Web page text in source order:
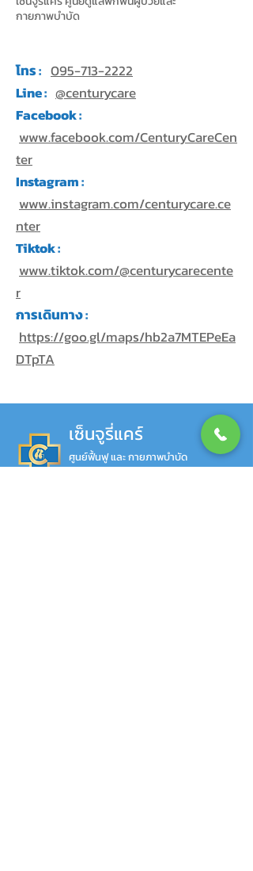
กายภาพบำบัด
โทร : 095-713-2222
Line : @centurycare
Facebook :
www.facebook.com/CenturyCareCen
ter
Instagram :
www.instagram.com/centurycare.ce
nter
Tiktok :
www.tiktok.com/@centurycarecente
r
การเดินทาง :
https://goo.gl/maps/hb2a7MTEPeEa
DTpTA
เซ็นจูรี่แคร์
ศูนย์ฟื้นฟู และ กายภาพบำบัด
ซอยลาดกระบัง 24/1 แขวงลาดกระบัง